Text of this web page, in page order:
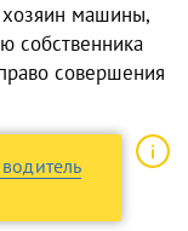
хозяин машины,
собственника
совершения